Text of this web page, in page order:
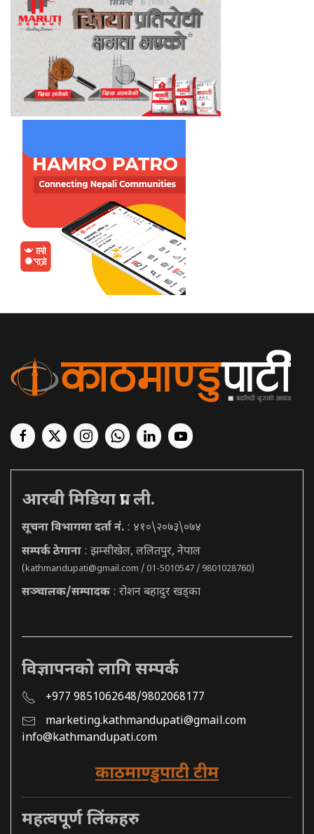
आरबी मिडिया प्रा. ली.
सूचना विभागमा दर्ता नं. : ४१०\२०७३\०७४
सम्पर्क ठेगाना : झम्सीखेल, ललितपुर, नेपाल
(kathmandupati@gmail.com / 01-5010547 / 9801028760)
सञ्चालक/सम्पादक : रोशन बहादुर खड्का
विज्ञापनको लागि सम्पर्क
+977 9851062648/9802068177
marketing.kathmandupati@gmail.com
info@kathmandupati.com
काठमाण्डुपाटी टीम
महत्वपूर्ण लिंकहरु